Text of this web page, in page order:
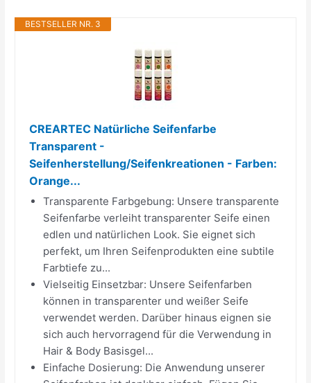
BESTSELLER NR. 3
CREARTEC Natürliche Seifenfarbe
Transparent -
Seifenherstellung/Seifenkreationen - Farben:
Orange...
Transparente Farbgebung: Unsere transparente
Seifenfarbe verleiht transparenter Seife einen
edlen und natürlichen Look. Sie eignet sich
perfekt, um Ihren Seifenprodukten eine subtile
Farbtiefe zu...
Vielseitig Einsetzbar: Unsere Seifenfarben
können in transparenter und weißer Seife
verwendet werden. Darüber hinaus eignen sie
sich auch hervorragend für die Verwendung in
Hair & Body Basisgel...
Einfache Dosierung: Die Anwendung unserer